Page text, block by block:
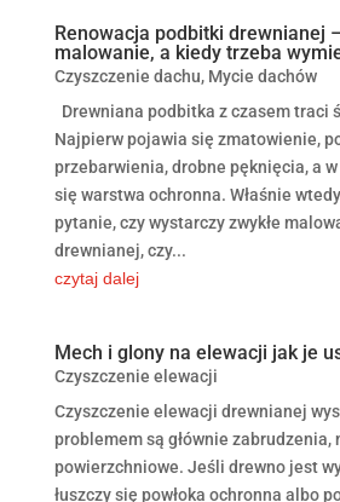
Renowacja podbitki drewnianej
malowanie, a kiedy trzeba
Czyszczenie dachu, Mycie dachów
Drewniana podbitka z czasem traci
Najpierw pojawia się zmatowienie,
przebarwienia, drobne pęknięcia, a w
się warstwa ochronna. Właśnie
pytanie, czy wystarczy zwykłe
drewnianej, czy...
czytaj dalej
Mech i glony na elewacji jak je
Czyszczenie elewacji
Czyszczenie elewacji drewnianej
problemem są głównie zabrudzenia,
powierzchniowe. Jeśli drewno jest
łuszczy się powłoka ochronna albo